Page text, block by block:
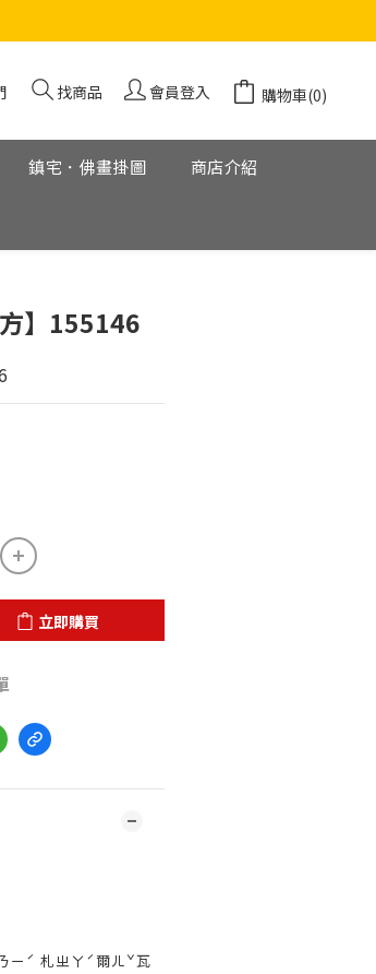
找商品 會員登入 購物車(0)
鎮宅．佛畫掛圖 商店介紹
】155146
立即購買
ㄧˊ 札ㄓㄚˊ爾ㄦˇ瓦